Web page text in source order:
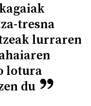
tresna
lurraren
lotura
du